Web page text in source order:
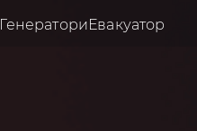
ГенераториЕвакуатор